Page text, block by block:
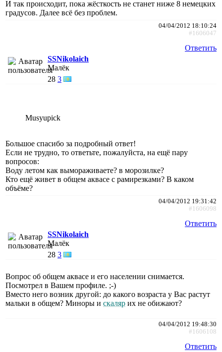
И так происходит, пока жёсткость не станет ниже 8 немецких
градусов. Далее всё без проблем.
04/04/2012 18:10:24
#1606047
Ответить
SSNikolaich
Малёк
28 3
Musyupick
Большое спасибо за подробный ответ!
Если не трудно, то ответьте, пожалуйста, на ещё пару
вопросов:
Воду летом как вымораживаете? в морозилке?
Кто ещё живет в общем аквасе с рамирезками? В каком
объёме?
04/04/2012 19:31:42
#1606098
Ответить
SSNikolaich
Малёк
28 3
Вопрос об общем аквасе и его населении снимается.
Посмотрел в Вашем профиле. ;-)
Вместо него возник другой: до какого возраста у Вас растут
мальки в общем? Миноры и скаляр их не обижают?
04/04/2012 19:48:30
#1606108
Ответить